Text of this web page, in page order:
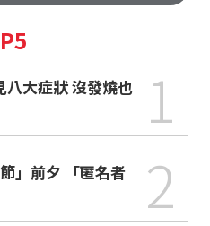
1
」前夕 「匿名者
2